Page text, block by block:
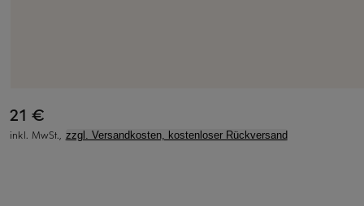
21 €
inkl. MwSt., zzgl. Versandkosten, kostenloser Rückversand